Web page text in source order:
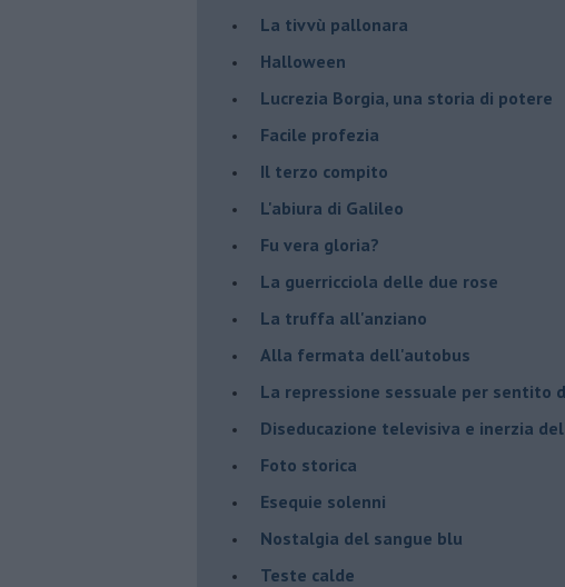
La tivvù pallonara
Halloween
​Lucrezia Borgia, una storia di potere
Facile profezia
Il terzo compito
L'abiura di Galileo
Fu vera gloria?
La guerricciola delle due rose
La truffa all'anziano
Alla fermata dell'autobus
La repressione sessuale per sentito
Diseducazione televisiva e inerzia
Foto storica
Esequie solenni
Nostalgia del sangue blu
Teste calde